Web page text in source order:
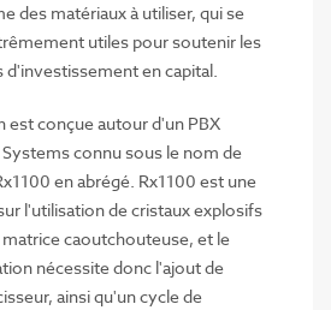
des matériaux à utiliser, qui se
utiles pour soutenir les
en capital.
est conçue autour d'un PBX
connu sous le nom de
en abrégé. Rx1100 est une
l'utilisation de cristaux explosifs
caoutchouteuse, et le
nécessite donc l'ajout de
ainsi qu'un cycle de